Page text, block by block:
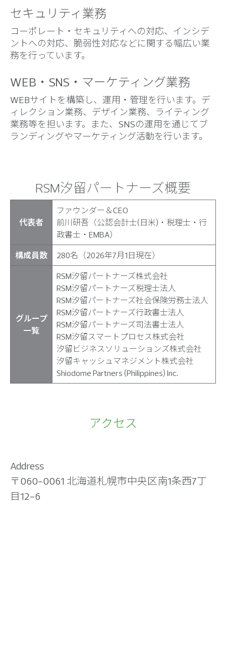
セキュリティ業務
コーポレート・セキュリティへの対応、インシデ
ントへの対応、脆弱性対応などに関する幅広い業
務を行っています。
WEB・SNS・マーケティング業務
WEBサイトを構築し、運用・管理を行います。デ
ィレクション業務、デザイン業務、ライティング
業務等を担います。また、SNSの運用を通じてブ
ランディングやマーケティング活動を行います。
RSM汐留パートナーズ概要
代表者
ファウンダー＆CEO
前川研吾（公認会計士(日米)・税理士・行
政書士・EMBA）
構成員数 280名（2026年7月1日現在）
グループ
一覧
RSM汐留パートナーズ株式会社
RSM汐留パートナーズ税理士法人
RSM汐留パートナーズ社会保険労務士法人
RSM汐留パートナーズ行政書士法人
RSM汐留パートナーズ司法書士法人
RSM汐留スマートプロセス株式会社
汐留ビジネスソリューションズ株式会社
汐留キャッシュマネジメント株式会社
Shiodome Partners (Philippines) Inc.
アクセス
Address
〒060-0061 北海道札幌市中央区南1条西7丁
目12-6